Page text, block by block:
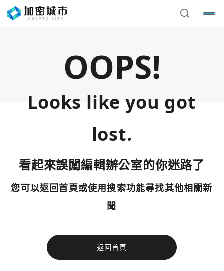
OOPS!
Looks like you got
lost.
看起來誤闖編輯辦公室的你迷路了
您可以返回首頁或使用搜索功能尋找其他相關新
聞
返回首頁
今日熱門
使用以下帳號繼續
您已閒置5分鐘，請點擊關閉按鈕或空白處，即可回到加密
今日熱門